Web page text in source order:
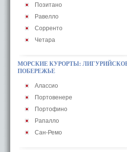
Позитано
Равелло
Сорренто
Четара
МОРСКИЕ КУРОРТЫ:
ПОБЕРЕЖЬЕ
Алассио
Портовенере
Портофино
Рапалло
Сан-Ремо